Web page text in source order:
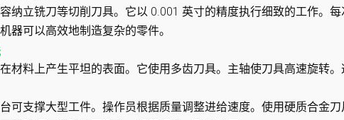
纳立铣刀等切削刀具。它以 0.001 英寸的精度执行细致的工作。
器可以高效地制造复杂的零件。
材料上产生平坦的表面。它使用多齿刀具。主轴使刀具高速旋转
可支撑大型工件。操作员根据质量调整进给速度。使用硬质合金